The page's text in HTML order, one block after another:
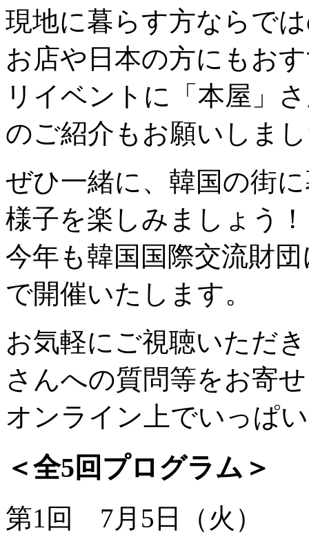
現地に暮らす方ならで
お店や日本の方にもお
リイベントに「本屋」
のご紹介もお願いしま
ぜひ一緒に、韓国の街
様子を楽しみましょう！
今年も韓国国際交流財
で開催いたします。
お気軽にご視聴いただ
さんへの質問等をお寄
オンライン上でいっぱ
＜全5回プログラム＞
第1回 7月5日（火）